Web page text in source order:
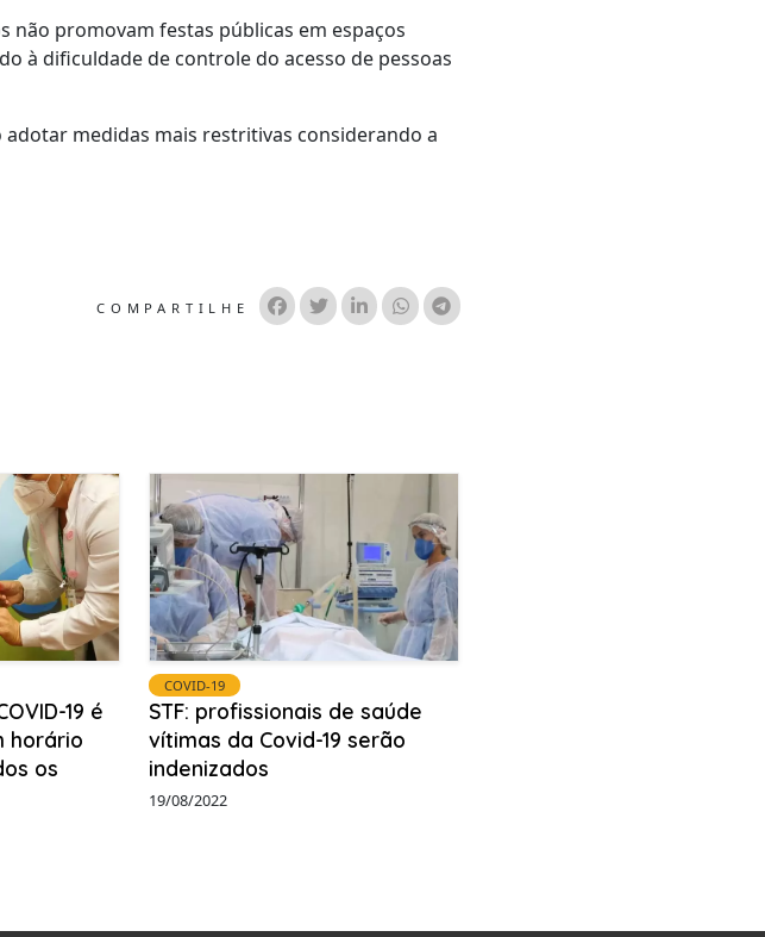
não promovam festas públicas em espaços
à dificuldade de controle do acesso de pessoas
medidas mais restritivas considerando a
COMPARTILHE
19 é
horário
os
COVID-19
STF: profissionais de saúde
vítimas da Covid-19 serão
indenizados
19/08/2022